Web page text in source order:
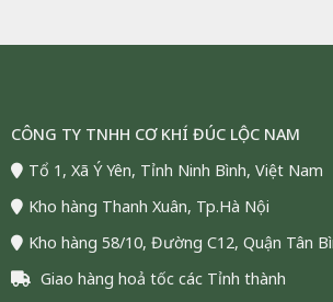
CÔNG TY TNHH CƠ KHÍ ĐÚC LỘC NAM
Tổ 1, Xã Ý Yên, Tỉnh Ninh Bình, Việt Nam
Kho hàng Thanh Xuân, Tp.Hà Nội
Kho hàng 58/10, Đường C12, Quận Tân
Giao hàng hoả tốc các Tỉnh thành